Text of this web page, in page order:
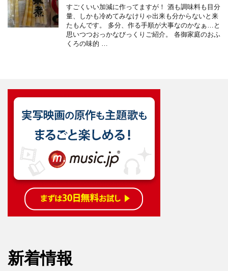
すごくいい加減に作ってますが！ 酒も調味料も目分
量、しかも冷めてみなけりゃ出来も分からないと来
たもんです。 多分、作る手順が大事なのかなぁ…と
思いつつおっかなびっくりご紹介。 各御家庭のおふ
くろの味的 …
新着情報